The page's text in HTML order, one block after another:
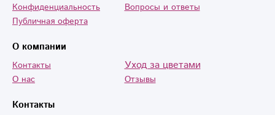
Контакты
Конфиденциальность
Публичная оферта
Вопросы и ответы
О компании
Контакты
О нас
Уход за цветами
Отзывы